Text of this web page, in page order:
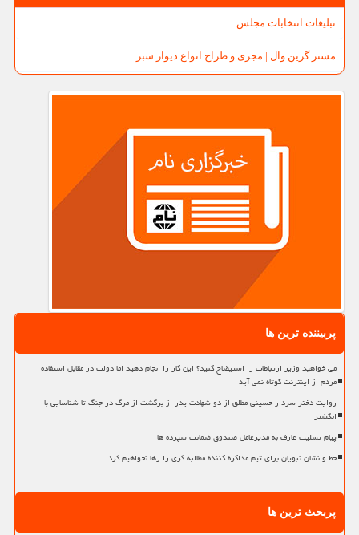
تبلیغات انتخابات مجلس
مستر گرین وال | مجری و طراح انواع دیوار سبز
پربیننده ترین ها
می خواهید وزیر ارتباطات را استیضاح کنید؟ این کار را انجام دهید اما دولت در مقابل استفاده
مردم از اینترنت کوتاه نمی آید
روایت دختر سردار حسینی مطلق از دو شهادت پدر از برگشت از مرگ در جنگ تا شناسایی با
انگشتر
پیام تسلیت عارف به مدیرعامل صندوق ضمانت سپرده ها
خط و نشان نبویان برای تیم مذاکره کننده مطالبه گری را رها نخواهیم کرد
پربحث ترین ها